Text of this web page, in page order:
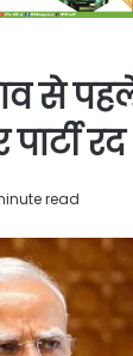
से
रद
read